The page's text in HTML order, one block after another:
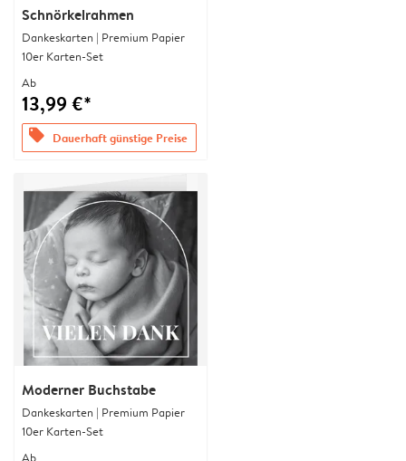
Schnörkelrahmen
Dankeskarten | Premium Papier
10er Karten-Set
Ab
13,99 €*
offers Dauerhaft günstige Preise
Moderner Buchstabe
Dankeskarten | Premium Papier
10er Karten-Set
Ab